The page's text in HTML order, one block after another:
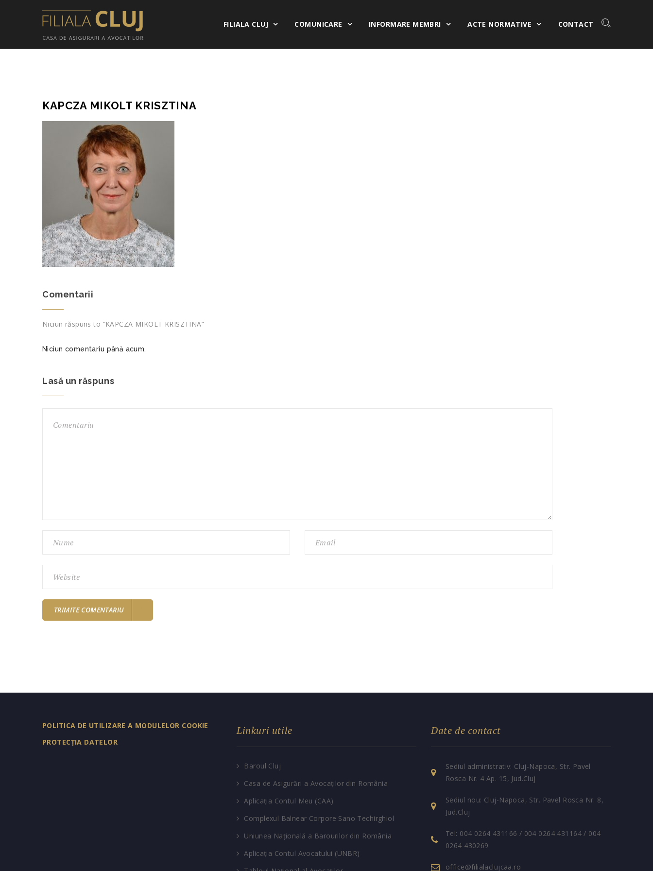
FILIALA CLUJ COMUNICARE INFORMARE MEMBRI ACTE NORMATIVE CONTACT
KAPCZA MIKOLT KRISZTINA
Comentarii
Niciun răspuns to “KAPCZA MIKOLT KRISZTINA”
Niciun comentariu până acum.
Lasă un răspuns
POLITICA DE UTILIZARE A MODULELOR COOKIE
PROTECȚIA DATELOR
Linkuri utile
Baroul Cluj
Casa de Asigurări a Avocaților din România
Aplicația Contul Meu (CAA)
Complexul Balnear Corpore Sano Techirghiol
Uniunea Națională a Barourilor din România
Aplicația Contul Avocatului (UNBR)
Date de contact
Sediul administrativ: Cluj-Napoca, Str. Pavel
Rosca Nr. 4 Ap. 15, Jud.Cluj
Sediul nou: Cluj-Napoca, Str. Pavel Rosca Nr. 8,
Jud.Cluj
Tel: 004 0264 431166 / 004 0264 431164 / 004
0264 430269
office@filialaclujcaa.ro